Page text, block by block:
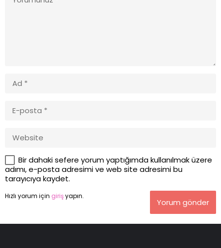
Bir dahaki sefere yorum yaptığımda kullanılmak üzere
adımı, e-posta adresimi ve web site adresimi bu
tarayıcıya kaydet.
Hızlı yorum için girişyapın.
Yorum gönder